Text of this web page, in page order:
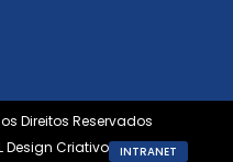
Direitos Reservados
Design Criativo
INTRANET